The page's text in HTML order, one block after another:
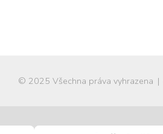
© 2025 Všechna práva vyhrazena |